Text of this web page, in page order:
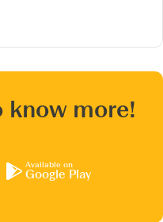
know more!
Available on
Google Play